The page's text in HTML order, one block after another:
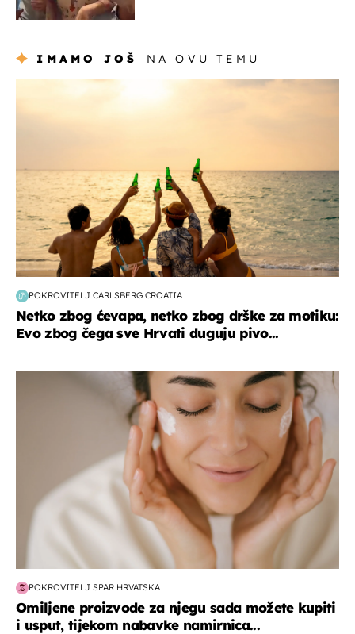
IMAMO JOŠ NA OVU TEMU
POKROVITELJ CARLSBERG CROATIA
Netko zbog ćevapa, netko zbog drške za motiku:
Evo zbog čega sve Hrvati duguju pivo...
moda & ljepota
POKROVITELJ SPAR HRVATSKA
Omiljene proizvode za njegu sada možete kupiti
i usput, tijekom nabavke namirnica...